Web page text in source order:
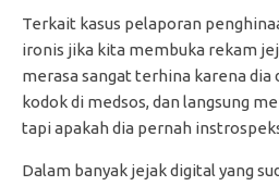
Terkait kasus pelaporan
ironis jika kita membuka rekam
merasa sangat terhina karena
kodok di medsos, dan langsung
tapi apakah dia pernah
Dalam banyak jejak digital yang